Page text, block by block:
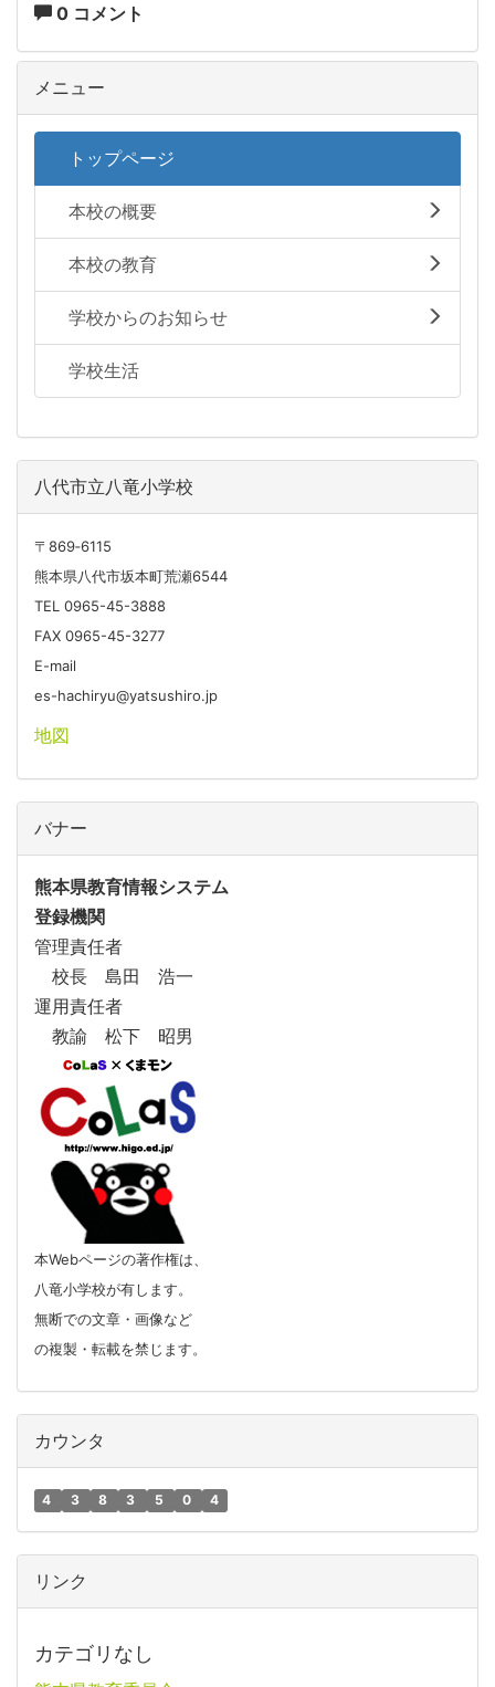
0 コメント
メニュー
トップページ
本校の概要
本校の教育
学校からのお知らせ
学校生活
八代市立八竜小学校
〒869‐6115
熊本県八代市坂本町荒瀬6544
TEL 0965-45-3888
FAX 0965-45-3277
E-mail
es-hachiryu@yatsushiro.jp
地図
バナー
熊本県教育情報システム
登録機関
管理責任者
校長 島田 浩一
運用責任者
教諭 松下 昭男
本Webページの著作権は、
八竜小学校が有します。
無断での文章・画像など
の複製・転載を禁じます。
カウンタ
4 3 8 3 5 0 4
リンク
カテゴリなし